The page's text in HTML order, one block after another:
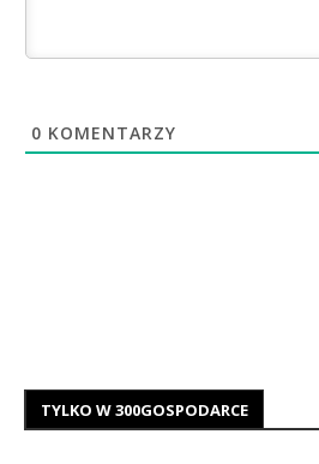
0 KOMENTARZY
TYLKO W 300GOSPODARCE